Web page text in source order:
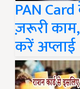
PAN
ज़रूरी
करें अप्लाई